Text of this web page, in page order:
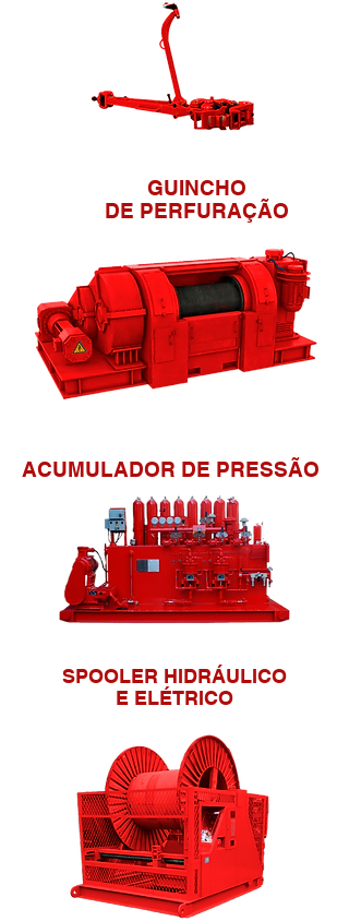
GUINCHO
DE PERFURAÇÃO
ACUMULADOR DE PRESSÃO
SPOOLER HIDRÁULICO
E ELÉTRICO